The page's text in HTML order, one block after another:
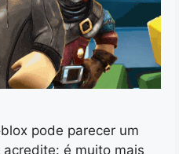
pode parecer um
é muito mais